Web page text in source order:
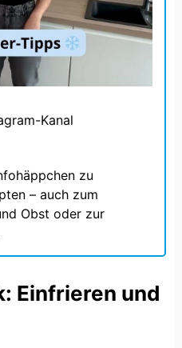
Kanal
zu
– auch zum
Obst oder zur
Einfrieren und